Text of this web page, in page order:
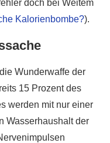
doch bei Weitem
Kalorienbombe?).
Wunderwaffe der
15 Prozent des
werden mit nur einer
Wasserhaushalt der